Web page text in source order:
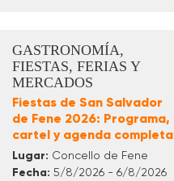
GASTRONOMÍA,
FIESTAS, FERIAS Y
MERCADOS
Fiestas de San Salvador
de Fene 2026: Programa,
cartel y agenda completa
Lugar: Concello de Fene
Fecha: 5/8/2026 - 6/8/2026